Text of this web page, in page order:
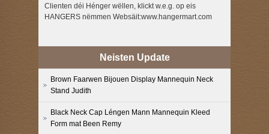
Clienten déi Hénger wëllen, klickt w.e.g. op eis
HANGERS nëmmen Websäit:www.hangermart.com
Neisten Update
Brown Faarwen Bijouen Display Mannequin Neck
Stand Judith
Black Neck Cap Léngen Mann Mannequin Kleed
Form mat Been Remy